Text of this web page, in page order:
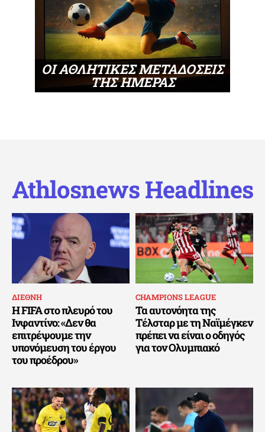
ΟΙ ΑΘΛΗΤΙΚΕΣ ΜΕΤΑΔΟΣΕΙΣ
ΤΗΣ ΗΜΕΡΑΣ
Athlosnews Headlines
ΔΙΕΘΝΗ
Η FIFA στο πλευρό του
Ινφαντίνο: «Δεν θα
επιτρέψουμε την
υπονόμευση του έργου
του προέδρου»
CHAMPIONS LEAGUE
Τα αυτονόητα της
Τέλσταρ με τη Ναϊμέγκεν
πρέπει να είναι ο οδηγός
για τον Ολυμπιακό